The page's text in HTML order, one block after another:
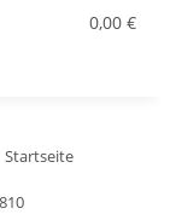
0,00 €
Startseite